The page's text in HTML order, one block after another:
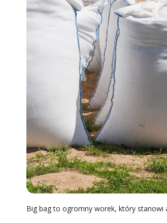
Big bag to ogromny worek, który stanowi